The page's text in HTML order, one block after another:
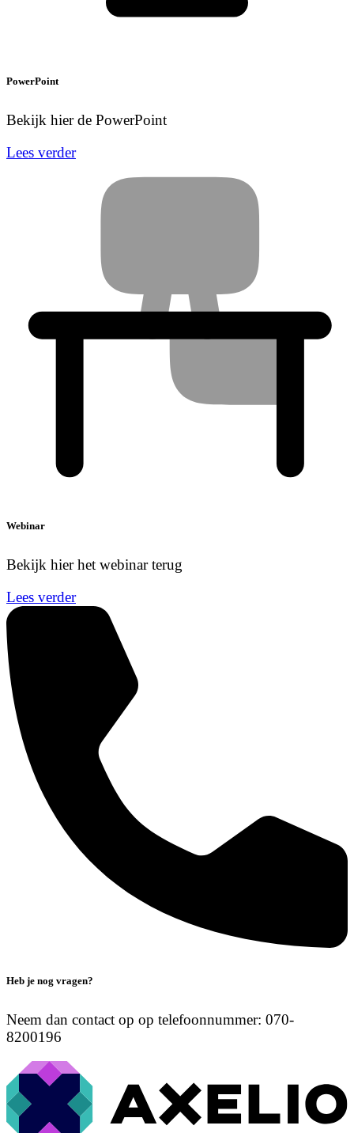
PowerPoint
Bekijk hier de PowerPoint
Lees verder
Webinar
Bekijk hier het webinar terug
Lees verder
Heb je nog vragen?
Neem dan contact op op telefoonnummer: 070-
8200196